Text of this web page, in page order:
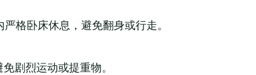
格卧床休息，避免翻身或行走。
剧烈运动或提重物。